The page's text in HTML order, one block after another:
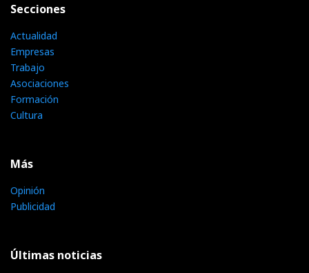
Secciones
Actualidad
Empresas
Trabajo
Asociaciones
Formación
Cultura
Más
Opinión
Publicidad
Últimas noticias